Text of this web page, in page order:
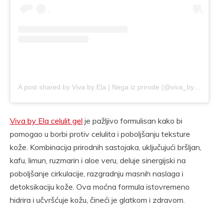
Viva by Ela celulit gel je pažljivo formulisan kako bi
pomogao u borbi protiv celulita i poboljšanju teksture
kože. Kombinacija prirodnih sastojaka, uključujući bršljan,
kafu, limun, ruzmarin i aloe veru, deluje sinergijski na
poboljšanje cirkulacije, razgradnju masnih naslaga i
detoksikaciju kože. Ova moćna formula istovremeno
hidrira i učvršćuje kožu, čineći je glatkom i zdravom.